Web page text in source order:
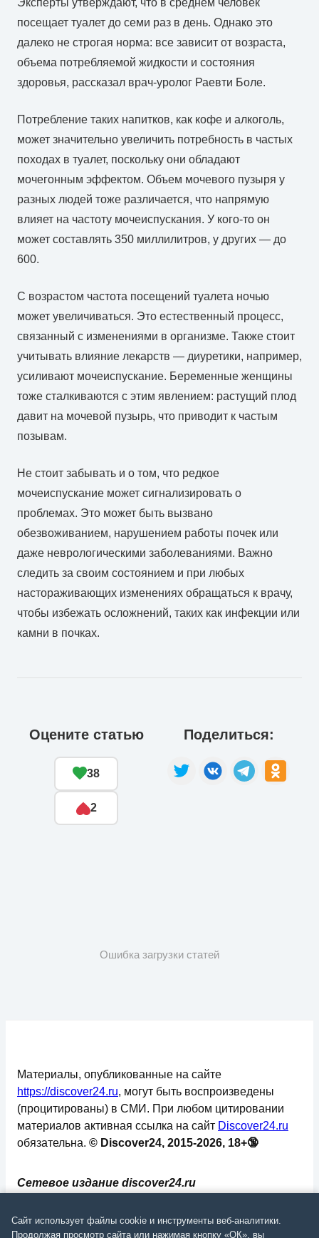
посещает туалет до семи раз в день. Однако это
далеко не строгая норма: все зависит от возраста,
объема потребляемой жидкости и состояния
здоровья, рассказал врач-уролог Раевти Боле.
Потребление таких напитков, как кофе и алкоголь,
может значительно увеличить потребность в частых
походах в туалет, поскольку они обладают
мочегонным эффектом. Объем мочевого пузыря у
разных людей тоже различается, что напрямую
влияет на частоту мочеиспускания. У кого-то он
может составлять 350 миллилитров, у других — до
600.
С возрастом частота посещений туалета ночью
может увеличиваться. Это естественный процесс,
связанный с изменениями в организме. Также стоит
учитывать влияние лекарств — диуретики, например,
усиливают мочеиспускание. Беременные женщины
тоже сталкиваются с этим явлением: растущий плод
давит на мочевой пузырь, что приводит к частым
позывам.
Не стоит забывать и о том, что редкое
мочеиспускание может сигнализировать о
проблемах. Это может быть вызвано
обезвоживанием, нарушением работы почек или
даже неврологическими заболеваниями. Важно
следить за своим состоянием и при любых
настораживающих изменениях обращаться к врачу,
чтобы избежать осложнений, таких как инфекции или
камни в почках.
Оцените статью
38
2
Поделиться:
Ошибка загрузки статей
Сетевое издание discover24.ru
надзору в сфере связи, информационных
технологий и массовых коммуникаций
Материалы, опубликованные на сайте
https://discover24.ru, могут быть воспроизведены
(процитированы) в СМИ. При любом цитировании
материалов активная ссылка на сайт Discover24.ru
обязательна. © Discover24, 2015-2026, 18+🔞
Сайт использует файлы cookie и инструменты веб-аналитики.
Продолжая просмотр сайта или нажимая кнопку «ОК», вы